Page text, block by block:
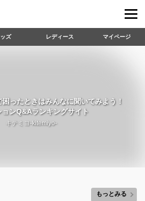
ズ レディース マイページ
ったときはみんなに聞いてみよう！
ョンQ&Aランキングサイト
キテミヨ-kitemiyo-
もっとみる